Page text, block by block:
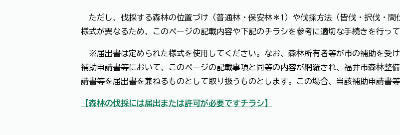
ただし、伐採する森林の位置づけ（普通林・保安林＊1）や伐採方法（皆伐・択伐・間
様式が異なるため、このページの記載内容や下記のチラシを参考に適切な手続きを行っ
※届出書は定められた様式を使用してください。なお、森林所有者等が市の補助を受
補助申請書等において、このページの記載事項と同等の内容が網羅され、福井市森林整
請書等を届出書を兼ねるものとして取り扱うものとします。この場合、当該補助申請書
【森林の伐採には届出または許可が必要ですチラシ】